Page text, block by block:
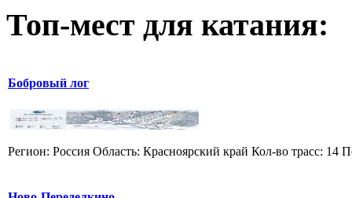
Топ-мест для катания:
Бобровый лог
Регион: Россия Область: Красноярский край Кол-во трасс: